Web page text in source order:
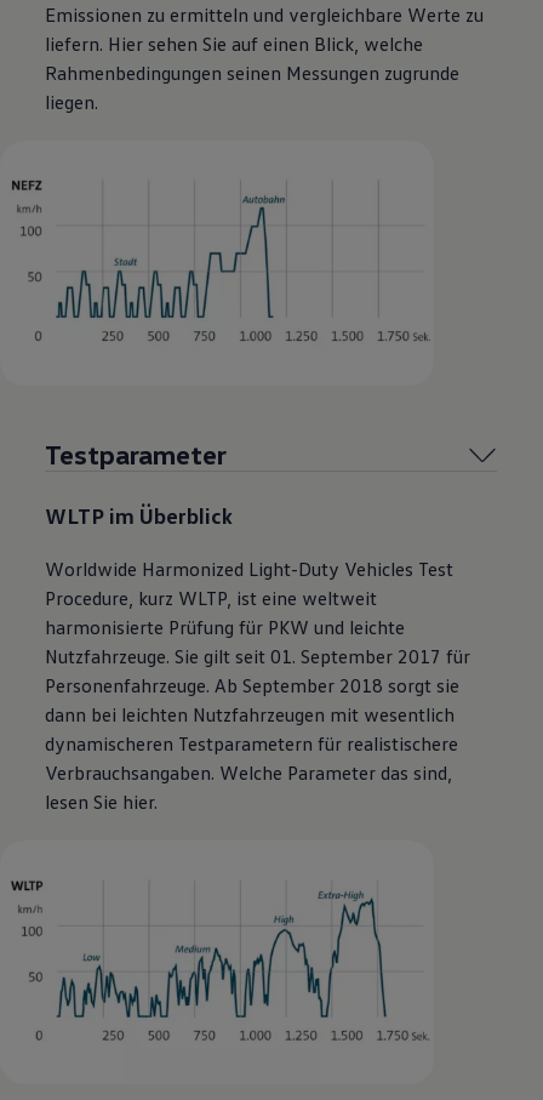
Emissionen zu ermitteln und vergleichbare Werte zu
liefern. Hier sehen Sie auf einen Blick, welche
Rahmenbedingungen seinen Messungen zugrunde
liegen.
Testparameter
WLTP im Überblick
Worldwide Harmonized Light-Duty Vehicles Test
Procedure, kurz WLTP, ist eine weltweit
harmonisierte Prüfung für PKW und leichte
Nutzfahrzeuge. Sie gilt seit 01. September 2017 für
Personenfahrzeuge. Ab September 2018 sorgt sie
dann bei leichten Nutzfahrzeugen mit wesentlich
dynamischeren Testparametern für realistischere
Verbrauchsangaben. Welche Parameter das sind,
lesen Sie hier.